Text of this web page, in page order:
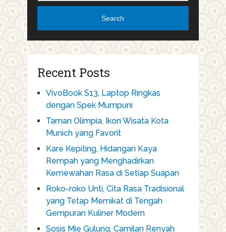
Search
Recent Posts
VivoBook S13, Laptop Ringkas
dengan Spek Mumpuni
Taman Olimpia, Ikon Wisata Kota
Munich yang Favorit
Kare Kepiting, Hidangan Kaya
Rempah yang Menghadirkan
Kemewahan Rasa di Setiap Suapan
Roko-roko Unti, Cita Rasa Tradisional
yang Tetap Memikat di Tengah
Gempuran Kuliner Modern
Sosis Mie Gulung, Camilan Renyah